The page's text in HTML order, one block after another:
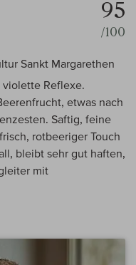
95
/100
Sankt Margarethen
violette Reflexe.
etwas nach
Saftig, feine
rotbeeriger Touch
bleibt sehr gut haften,
mit